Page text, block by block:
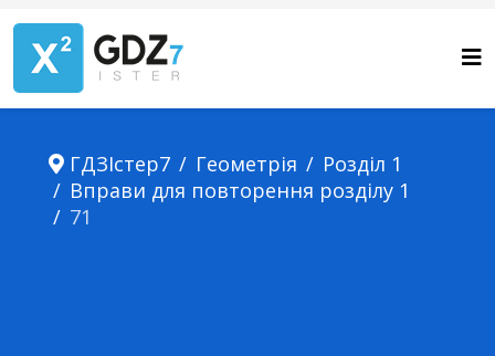
ГДЗІстер7 Геометрія
Розділ 1
Вправи для повторення розділу 1
71